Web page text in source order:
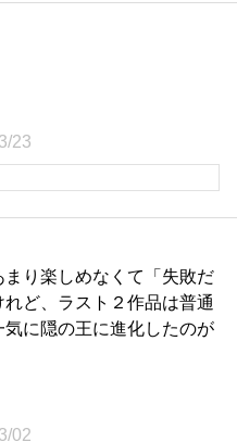
23
り楽しめなくて「失敗だ
ど、ラスト２作品は普通
に隠の王に進化したのが
02